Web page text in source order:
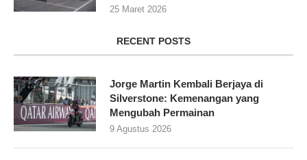
25 Maret 2026
RECENT POSTS
Jorge Martin Kembali Berjaya di
Silverstone: Kemenangan yang
Mengubah Permainan
9 Agustus 2026